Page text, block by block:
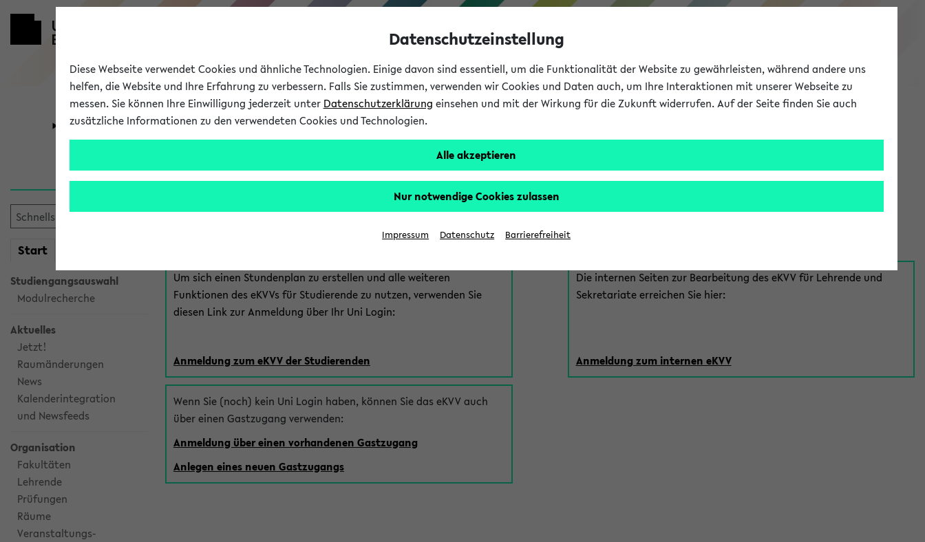
eKVV
Universität Forschung Studium
Start
Studiengangsauswahl
Modulrecherche
Aktuelles
Jetzt!
Raumänderungen
News
Kalenderintegration
und Newsfeeds
Organisation
Fakultäten
Lehrende
Prüfungen
Räume
Veranstaltungs-
Anmeldung am eKVV
Es gibt mehrere Möglichkeiten zur Anmeldung am eKVV. Bitte wählen Sie die für Sie richtige aus:
Um sich einen Stundenplan zu erstellen und alle weiteren
Funktionen des eKVVs für Studierende zu nutzen, verwenden Sie
diesen Link zur Anmeldung über Ihr Uni Login:
Anmeldung zum eKVV der Studierenden
Wenn Sie (noch) kein Uni Login haben, können Sie das eKVV auch
über einen Gastzugang verwenden:
Anmeldung über einen vorhandenen Gastzugang
Anlegen eines neuen Gastzugangs
eKVV für Mitarbeiter*innen
Die internen Seiten zur Bearbeitung des eKVV für Lehrende und
Sekretariate erreichen Sie hier:
Anmeldung zum internen eKVV
Datenschutzeinstellung
Diese Webseite verwendet Cookies und ähnliche Technologien. Einige davon sind essentiell, um die Funktionalität der Website zu gewährleisten, während andere uns
helfen, die Website und Ihre Erfahrung zu verbessern. Falls Sie zustimmen, verwenden wir Cookies und Daten auch, um Ihre Interaktionen mit unserer Webseite zu
messen. Sie können Ihre Einwilligung jederzeit unter Datenschutzerklärung einsehen und mit der Wirkung für die Zukunft widerrufen. Auf der Seite finden Sie auch
zusätzliche Informationen zu den verwendeten Cookies und Technologien.
Alle akzeptieren
Nur notwendige Cookies zulassen
Impressum Datenschutz Barrierefreiheit